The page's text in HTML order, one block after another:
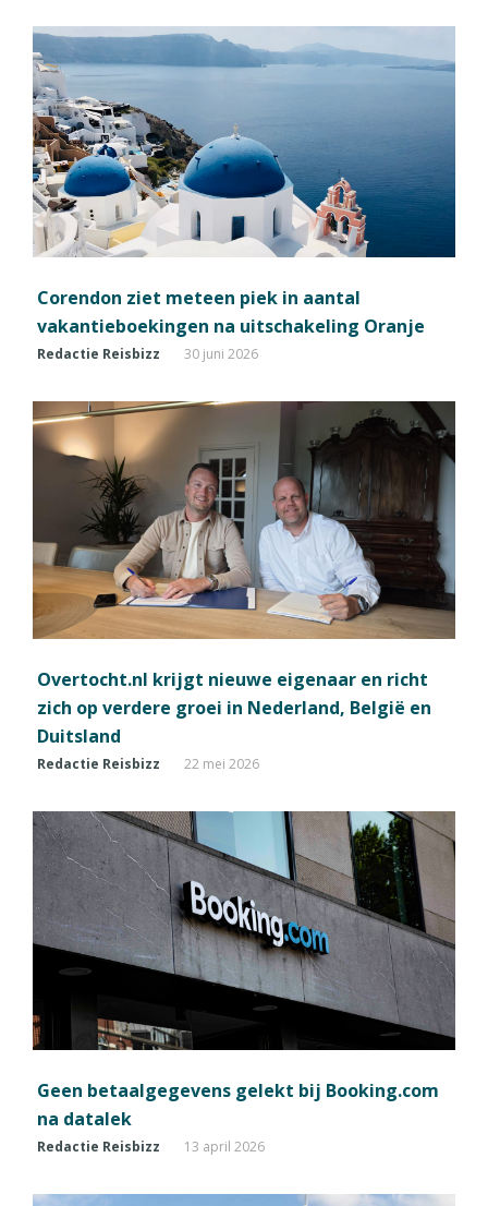
Corendon ziet meteen piek in aantal
vakantieboekingen na uitschakeling Oranje
Redactie Reisbizz 30 juni 2026
Overtocht.nl krijgt nieuwe eigenaar en richt
zich op verdere groei in Nederland, België en
Duitsland
Redactie Reisbizz 22 mei 2026
Geen betaalgegevens gelekt bij Booking.com
na datalek
Redactie Reisbizz 13 april 2026